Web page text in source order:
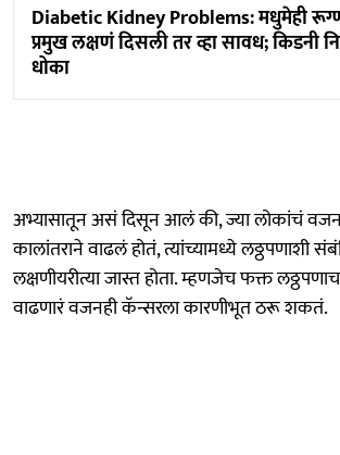
Diabetic Kidney Problems: मधुमेही
प्रमुख लक्षणं दिसली तर व्हा सावध; किडनी
धोका
अभ्यासातून असं दिसून आलं की, ज्या लोकांचं वजन
कालांतराने वाढलं होतं, त्यांच्यामध्ये लठ्ठपणाशी
लक्षणीयरीत्या जास्त होता. म्हणजेच फक्त
वाढणारं वजनही कॅन्सरला कारणीभूत ठरू शकतं.